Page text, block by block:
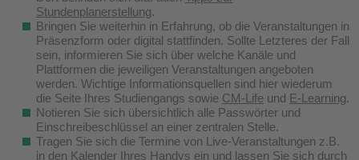
Stundenplanerstellung.
Bringen Sie weiterhin in Erfahrung, ob die Veranstaltungen in
Präsenzform oder digital stattfinden. Sollte Letzteres der Fall
sein, informieren Sie sich über welche Kanäle und
Plattformen die jeweiligen Veranstaltungen angeboten
werden. Wichtige Informationsquellen sind hier wiederum
die Seite Ihres Studiengangs sowie CM-Life und E-Learning.
Notieren Sie sich übersichtlich alle Passwörter und
Einschreibeschlüssel an einer zentralen Stelle.
Tragen Sie sich die Termine von Live-Veranstaltungen z.B.
in den Kalender Ihres Handys ein und lassen Sie sich durch